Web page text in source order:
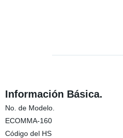
Información Básica.
No. de Modelo.
ECOMMA-160
Código del HS